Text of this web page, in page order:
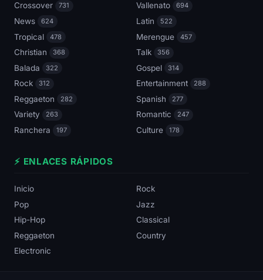
Crossover 731 Vallenato 694
News 624 Latin 522
Tropical 478 Merengue 457
Christian 368 Talk 356
Balada 322 Gospel 314
Rock 312 Entertainment 288
Reggaeton 282 Spanish 277
Variety 263 Romantic 247
Ranchera 197 Culture 178
⚡ ENLACES RÁPIDOS
Inicio
Rock
Pop
Jazz
Hip-Hop
Classical
Reggaeton
Country
Electronic